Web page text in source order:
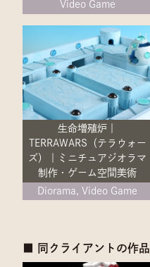
Video Game
生命増殖炉｜
TERRAWARS（テラウォー
ズ）｜ミニチュアジオラマ
制作・ゲーム空間美術
Diorama, Video Game
■ 同クライアントの作品